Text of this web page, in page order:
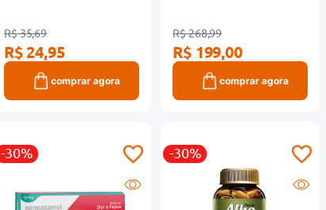
R$ 35,69
R$ 24,95
comprar agora
R$ 268,99
R$ 199,00
comprar agora
-30% -30%